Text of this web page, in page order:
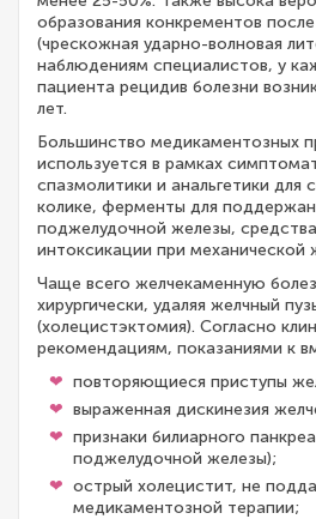
образования конкрементов
(чрескожная ударно-волновая
наблюдениям специалистов, у
пациента рецидив болезни
лет.
Большинство медикаментозных
используется в рамках
спазмолитики и анальгетики для
колике, ферменты для
поджелудочной железы,
интоксикации при механической
Чаще всего желчекаменную
хирургически, удаляя желчный
(холецистэктомия). Согласно
рекомендациям, показаниями к
повторяющиеся приступы
выраженная дискинезия
признаки билиарного
поджелудочной железы);
острый холецистит, не
медикаментозной терапии;